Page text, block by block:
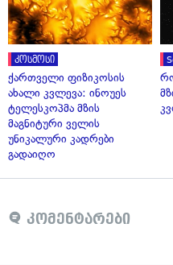
კოსმოსი
ქართველი ფიზიკოსის
ახალი კვლევა: ინოუეს
ტელესკოპმა მზის
მაგნიტური ველის
უნიკალური კადრები
გადაიღო
კომენტარები